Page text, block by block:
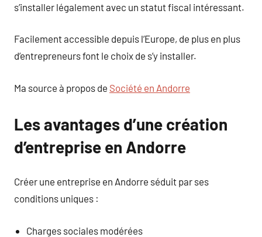
s’installer légalement avec un statut fiscal intéressant.
Facilement accessible depuis l’Europe, de plus en plus
d’entrepreneurs font le choix de s’y installer.
Ma source à propos de Société en Andorre
Les avantages d’une création
d’entreprise en Andorre
Créer une entreprise en Andorre séduit par ses
conditions uniques :
Charges sociales modérées